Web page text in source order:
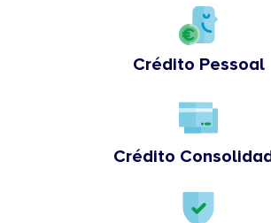
Crédito Pessoal
Crédito